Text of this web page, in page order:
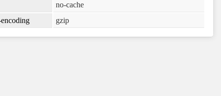
no-cache
gzip